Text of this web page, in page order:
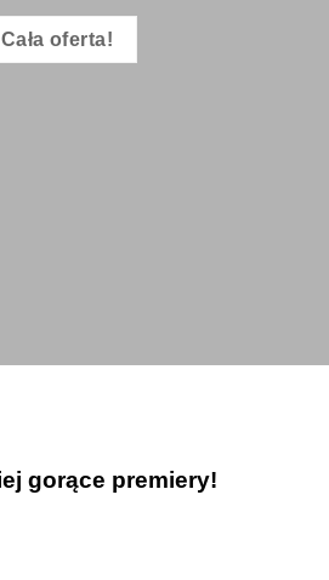
Cała oferta!
gorące premiery!